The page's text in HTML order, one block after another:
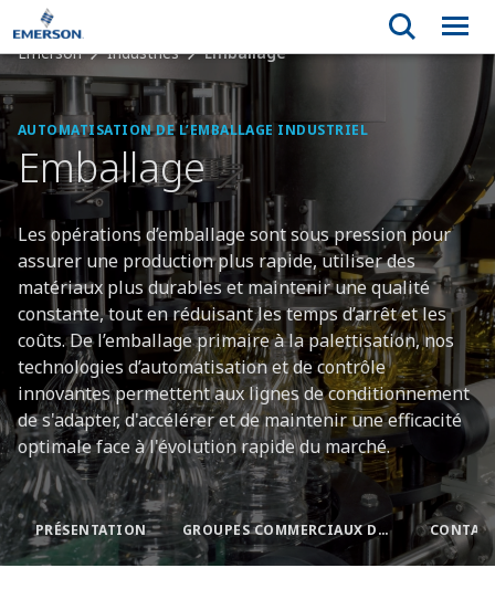
Emerson Industries Emballage
AUTOMATISATION DE L’EMBALLAGE INDUSTRIEL
Emballage
Les opérations d’emballage sont sous pression pour
assurer une production plus rapide, utiliser des
matériaux plus durables et maintenir une qualité
constante, tout en réduisant les temps d’arrêt et les
coûts. De l’emballage primaire à la palettisation, nos
technologies d’automatisation et de contrôle
innovantes permettent aux lignes de conditionnement
de s'adapter, d'accélérer et de maintenir une efficacité
optimale face à l'évolution rapide du marché.
PRÉSENTATION GROUPES COMMERCIAUX DANS LE DOMAINE DE L’EMBALLAGE